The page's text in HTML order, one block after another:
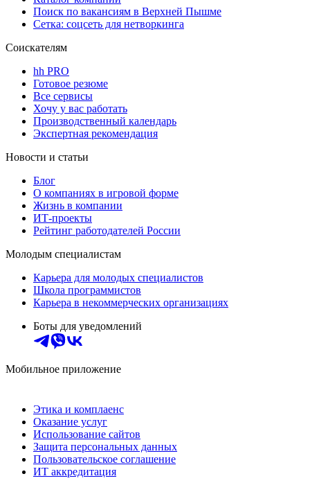
Поиск по вакансиям в Верхней Пышме
Сетка: соцсеть для нетворкинга
Соискателям
hh PRO
Готовое резюме
Все сервисы
Хочу у вас работать
Производственный календарь
Экспертная рекомендация
Новости и статьи
Блог
О компаниях в игровой форме
Жизнь в компании
ИТ-проекты
Рейтинг работодателей России
Молодым специалистам
Карьера для молодых специалистов
Школа программистов
Карьера в некоммерческих организациях
Боты для уведомлений
Мобильное приложение
Этика и комплаенс
Оказание услуг
Использование сайтов
Защита персональных данных
Пользовательское соглашение
ИТ аккредитация